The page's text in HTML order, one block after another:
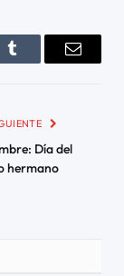
Tumblr Email
Día del
hermano